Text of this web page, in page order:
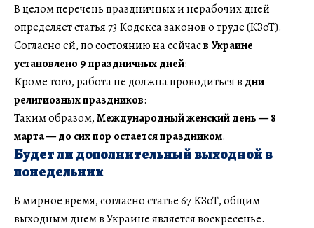
В целом перечень праздничных и нерабочих дней
определяет статья 73 Кодекса законов о труде (КЗоТ).
Согласно ей, по состоянию на сейчасв Украине
установлено 9 праздничных дней:
Кроме того, работа не должна проводиться в дни
религиозных праздников:
Таким образом,Международный женский день — 8
марта — до сих пор остается праздником.
Будет ли дополнительный выходной в
понедельник
В мирное время, согласно статье 67 КЗоТ, общим
выходным днем в Украине является воскресенье.